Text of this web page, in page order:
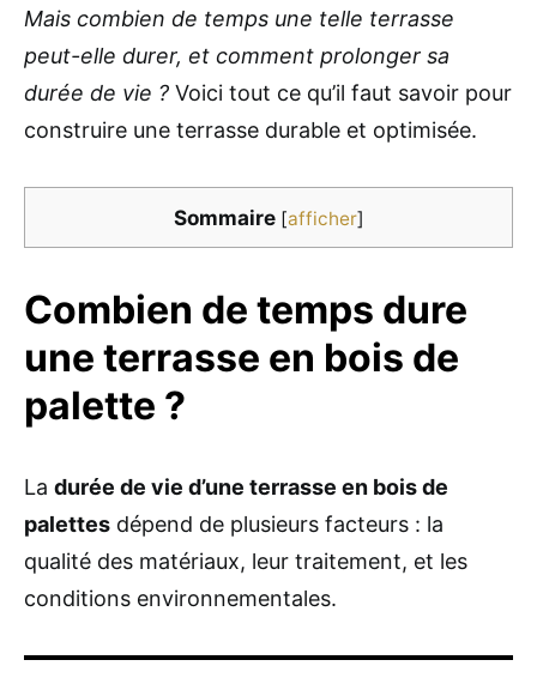
Mais combien de temps une telle terrasse
peut-elle durer, et comment prolonger sa
durée de vie ? Voici tout ce qu’il faut savoir pour
construire une terrasse durable et optimisée.
Sommaire [afficher]
Combien de temps dure
une terrasse en bois de
palette ?
La durée de vie d’une terrasse en bois de
palettes dépend de plusieurs facteurs : la
qualité des matériaux, leur traitement, et les
conditions environnementales.